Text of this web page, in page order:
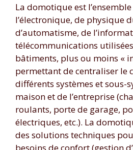
La domotique est
l’électronique, de physique
d’automatisme, de
télécommunications
bâtiments, plus ou moins «
permettant de centraliser le
différents systèmes et sous-
maison et de l’entreprise
roulants, porte de garage,
électriques, etc.). La
des solutions techniques
besoins de confort (gestion